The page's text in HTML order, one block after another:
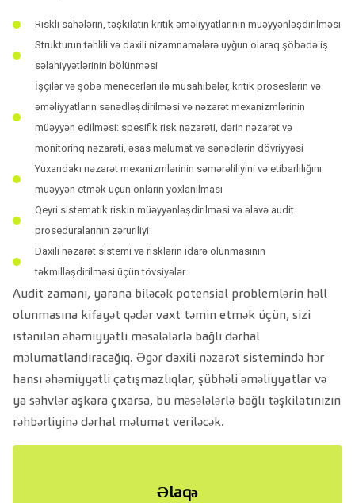
Riskli sahələrin, təşkilatın kritik əməliyyatlarının müəyyənləşdirilməsi
Strukturun təhlili və daxili nizamnamələrə uyğun olaraq şöbədə iş
səlahiyyətlərinin bölünməsi
İşçilər və şöbə menecerləri ilə müsahibələr, kritik proseslərin və
əməliyyatların sənədləşdirilməsi və nəzarət mexanizmlərinin
müəyyən edilməsi: spesifik risk nəzarəti, dərin nəzarət və
monitorinq nəzarəti, əsas məlumat və sənədlərin dövriyyəsi
Yuxarıdakı nəzarət mexanizmlərinin səmərəliliyini və etibarlılığını
müəyyən etmək üçün onların yoxlanılması
Qeyri sistematik riskin müəyyənləşdirilməsi və əlavə audit
proseduralarının zəruriliyi
Daxili nəzarət sistemi və risklərin idarə olunmasının
təkmilləşdirilməsi üçün tövsiyələr
Audit zamanı, yarana biləcək potensial problemlərin həll
olunmasına kifayət qədər vaxt təmin etmək üçün, sizi
istənilən əhəmiyyətli məsələlərlə bağlı dərhal
məlumatlandıracağıq. Əgər daxili nəzarət sistemində hər
hansı əhəmiyyətli çatışmazlıqlar, şübhəli əməliyyatlar və
ya səhvlər aşkara çıxarsa, bu məsələlərlə bağlı təşkilatınızın
rəhbərliyinə dərhal məlumat veriləcək.
Əlaqə